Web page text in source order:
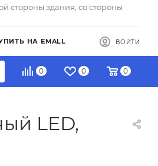
стороны здания, со стороны
НА EMALL ВОЙТИ
0 0 0
LED,